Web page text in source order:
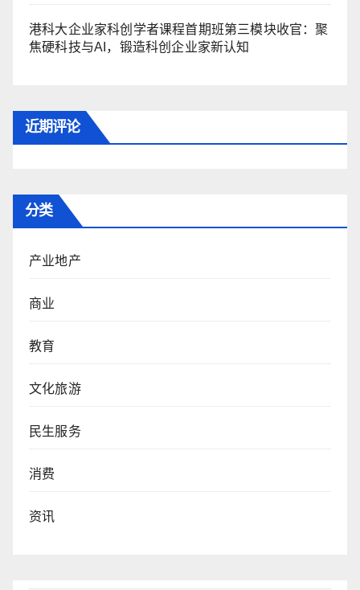
港科大企业家科创学者课程首期班第三模块收官：聚
焦硬科技与AI，锻造科创企业家新认知
近期评论
分类
产业地产
商业
教育
文化旅游
民生服务
消费
资讯